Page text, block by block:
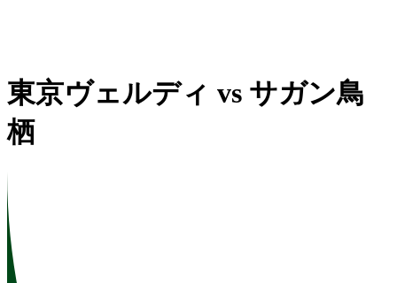
東京ヴェルディ vs サガン鳥
栖